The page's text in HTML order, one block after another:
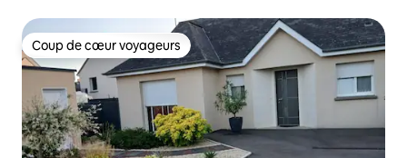
Coup de cœur voyageurs
Coup de cœur voyageurs